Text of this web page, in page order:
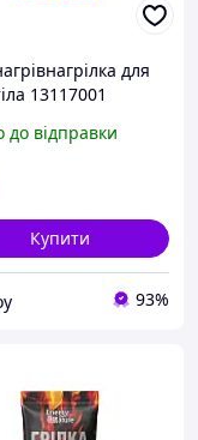
для
13117001
до відправки
Купити
93%